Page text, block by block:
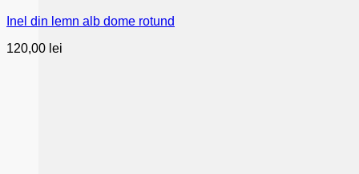
Inel din lemn alb dome rotund
120,00 lei